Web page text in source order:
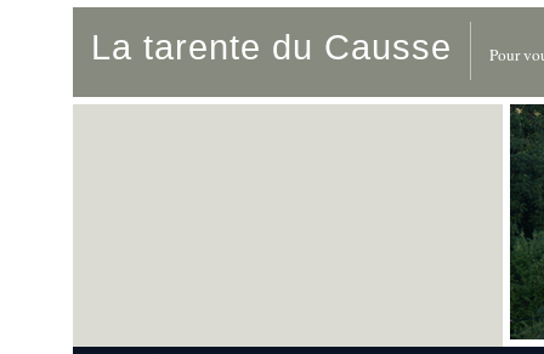
La tarente du Causse Pour